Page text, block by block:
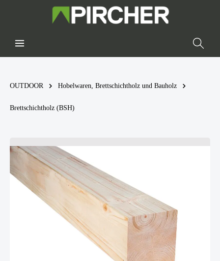
OUTDOOR Hobelwaren, Brettschichtholz und Bauholz
Brettschichtholz (BSH)